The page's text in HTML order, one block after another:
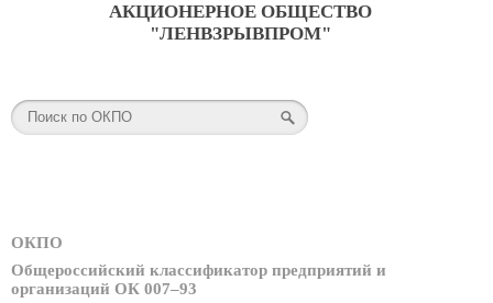
АКЦИОНЕРНОЕ ОБЩЕСТВО
"ЛЕНВЗРЫВПРОМ"
ОКПО
Общероссийский классификатор предприятий и
организаций ОК 007–93